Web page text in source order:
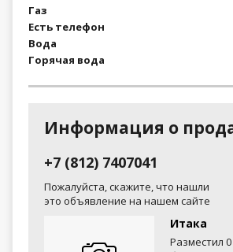
Газ
Есть телефон
Вода
Горячая вода
Информация о
+7 (812) 7407041
Пожалуйста, скажите, что нашли
это объявление на нашем сайте
Итака
Разместил